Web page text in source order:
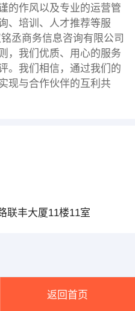
的作风以及专业的运营管
、培训、人才推荐等服
丞商务信息咨询有限公司
，我们优质、用心的服务
。我们相信，通过我们的
现与合作伙伴的互利共
联丰大厦11楼11室
返回首页